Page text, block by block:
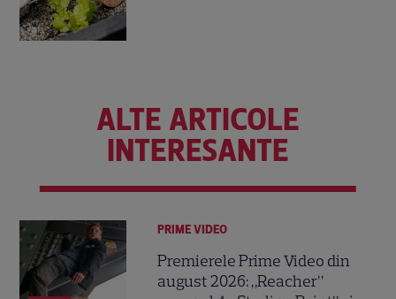
ALTE ARTICOLE
INTERESANTE
PRIME VIDEO
Premierele Prime Video din
august 2026: „Reacher”